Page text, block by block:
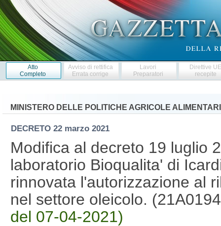
Atto
Completo
Avviso di rettifica
Errata corrige
Lavori
Preparatori
Direttive
recepite
MINISTERO DELLE POLITICHE AGRICOLE
DECRETO 22 marzo 2021
Modifica al decreto 19 luglio
laboratorio Bioqualita' di
rinnovata l'autorizzazione al
nel settore oleicolo.
del 07-04-2021)